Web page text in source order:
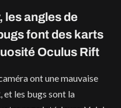
les angles de
font des karts
Oculus Rift
ont une mauvaise
et les bugs sont la